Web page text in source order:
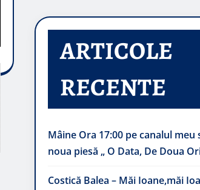
ARTICOLE
RECENTE
Mâine Ora 17:00 pe canalul meu
noua piesă „ O Data, De Doua
Costică Balea – Măi Ioane,măi